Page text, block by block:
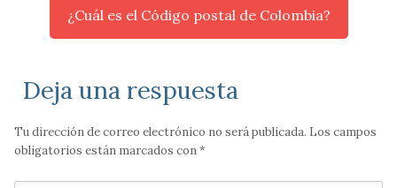
¿Cuál es el Código postal de Colombia?
Deja una respuesta
Tu dirección de correo electrónico no será publicada. Los campos
obligatorios están marcados con*